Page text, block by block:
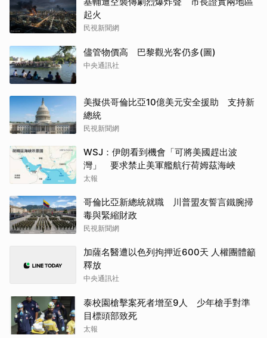
起火
民視新聞網
儘管物價高 巴黎觀光客仍多(圖)
中央通訊社
美擬供哥倫比亞10億美元安全援助 支持新
總統
民視新聞網
WSJ：伊朗看到機會「可將美國趕出波
灣」 要求禁止美軍艦航行荷姆茲海峽
太報
哥倫比亞新總統就職 川普盟友誓言鐵腕掃
毒與緊縮財政
民視新聞網
加薩名醫遭以色列拘押近600天 人權團體籲
釋放
中央通訊社
泰校園槍擊案死者增至9人 少年槍手對準
目標頭部致死
太報